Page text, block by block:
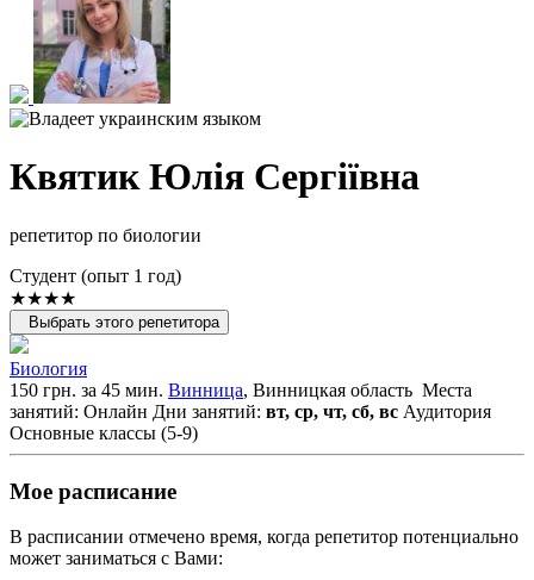
Квятик Юлія Сергіївна
репетитор по биологии
Cтудент (опыт 1 год)
★★★★
Выбрать этого репетитора
Биология
150 грн. за 45 мин. Винница, Винницкая область Места
занятий: Онлайн Дни занятий: вт, ср, чт, сб, вс Аудитория
Основные классы (5-9)
Мое расписание
В расписании отмечено время, когда репетитор потенциально
может заниматься с Вами: